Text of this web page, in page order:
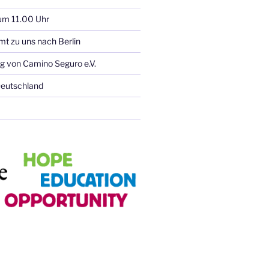
11.00 Uhr
zu uns nach Berlin
Camino Seguro e.V.